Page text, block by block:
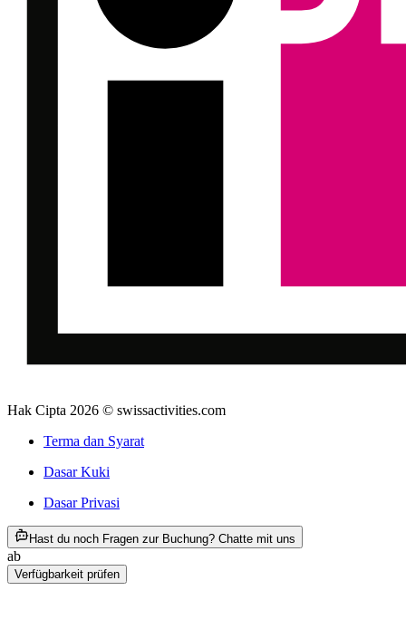
Hak Cipta 2026 © swissactivities.com
Terma dan Syarat
Dasar Kuki
Dasar Privasi
Hast du noch Fragen zur Buchung? Chatte mit uns
ab
Verfügbarkeit prüfen